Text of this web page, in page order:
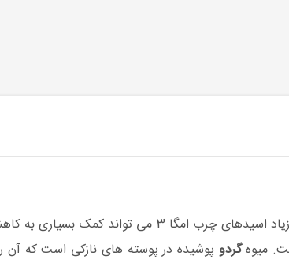
به سبب مقدار بسیار زیاد اسیدهای چرب امگا 3 می
میوهگردو پوشیده در پوسته های نازکی است که آن